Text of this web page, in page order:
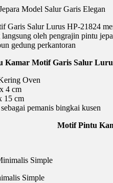
Model Salur Garis Elegan
Garis Salur Lurus HP-21824
oleh pengrajin pintu
gedung perkantoran
Kamar Motif Garis Salur
Oven
4 cm
15 cm
pemanis bingkai kusen
Motif Pintu
Simple